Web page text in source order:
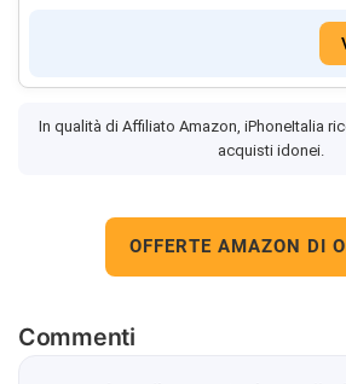
In qualità di Affiliato Amazon, iPhoneItalia
acquisti idonei.
OFFERTE AMAZON DI
Commenti